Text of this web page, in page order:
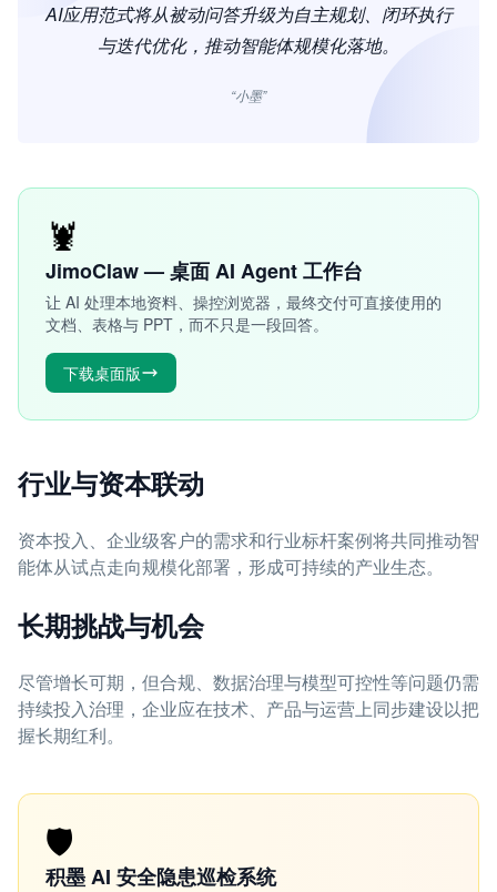
AI应用范式将从被动问答升级为自主规划、闭环执行
与迭代优化，推动智能体规模化落地。
“小墨”
🦞
JimoClaw — 桌面 AI Agent 工作台
让 AI 处理本地资料、操控浏览器，最终交付可直接使用的
文档、表格与 PPT，而不只是一段回答。
下载桌面版
行业与资本联动
资本投入、企业级客户的需求和行业标杆案例将共同推动智
能体从试点走向规模化部署，形成可持续的产业生态。
长期挑战与机会
尽管增长可期，但合规、数据治理与模型可控性等问题仍需
持续投入治理，企业应在技术、产品与运营上同步建设以把
握长期红利。
🛡️
积墨 AI 安全隐患巡检系统